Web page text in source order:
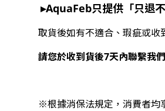
▸AquaFeb只提供「只退
取貨後如有不適合、瑕疵或
請您於收到貨後7天內聯繫我
※根據消保法規定，消費者均